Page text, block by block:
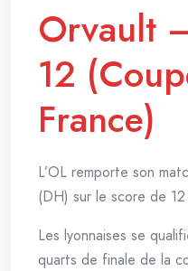
Orvault
12
France)
L’OL remporte son
(DH) sur le score de
Les lyonnaises se
quarts de finale de la